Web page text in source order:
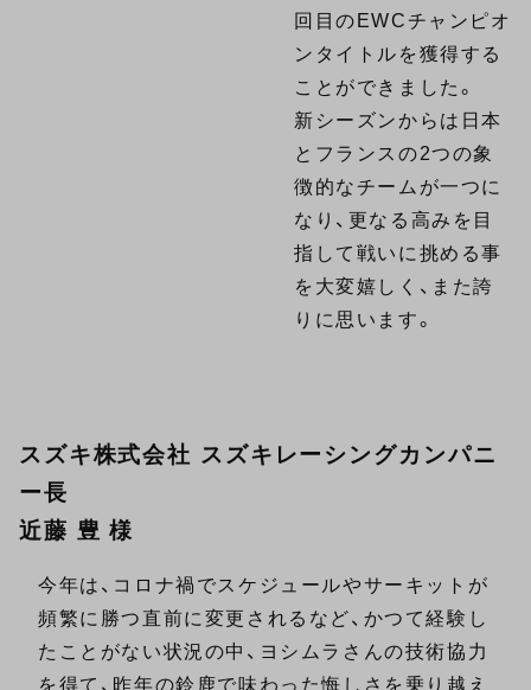
回目のEWCチャンピオ
ンタイトルを獲得する
ことができました。
新シーズンからは日本
とフランスの2つの象
徴的なチームが一つに
なり、更なる高みを目
指して戦いに挑める事
を大変嬉しく、また誇
りに思います。
スズキ株式会社 スズキレーシングカンパニ
ー長
近藤 豊 様
今年は、コロナ禍でスケジュールやサーキットが
頻繁に勝つ直前に変更されるなど、かつて経験し
たことがない状況の中、ヨシムラさんの技術協力
を得て、昨年の鈴鹿で味わった悔しさを乗り越え